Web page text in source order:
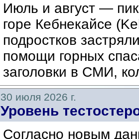
Июль и август — пик
горе Кебнекайсе
подростков
помощи горных
заголовки в СМИ,
30 июля 2026 г.
Уровень
Согласно новым